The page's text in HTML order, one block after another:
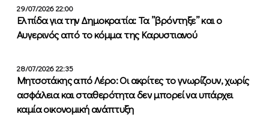
29/07/2026 22:00
Ελπίδα για την Δημοκρατία: Τα ”βρόντηξε” και ο
Αυγερινός από το κόμμα της Καρυστιανού
28/07/2026 22:35
Μητσοτάκης από Λέρο: Οι ακρίτες το γνωρίζουν, χωρίς
ασφάλεια και σταθερότητα δεν μπορεί να υπάρχει
καμία οικονομική ανάπτυξη